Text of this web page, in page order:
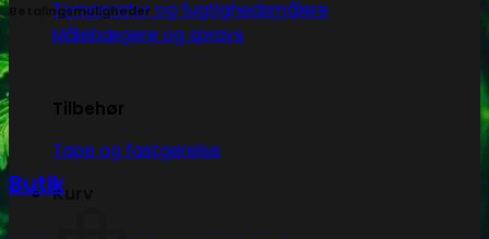
Temperatur og fugtighedsmålere
Målebægere og sprays
Tilbehør
Tape og fastgørelse
Kurv
Betalingsmuligheder
Butik